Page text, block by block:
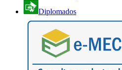
Diplomados